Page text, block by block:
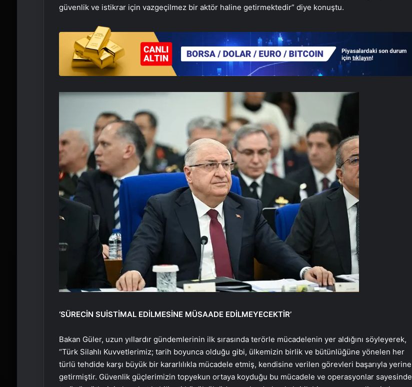
güvenlik ve istikrar için vazgeçilmez bir aktör haline getirmektedir” diye konuştu.
‘SÜRECİN SUİSTİMAL EDİLMESİNE MÜSAADE EDİLMEYECEKTİR’
Bakan Güler, uzun yıllardır gündemlerinin ilk sırasında terörle mücadelenin yer aldığını söyleyerek,
“Türk Silahlı Kuvvetlerimiz; tarih boyunca olduğu gibi, ülkemizin birlik ve bütünlüğüne yönelen her
türlü tehdide karşı büyük bir kararlılıkla mücadele etmiş, kendisine verilen görevleri başarıyla yerine
getirmiştir. Güvenlik güçlerimizin topyekun ortaya koyduğu bu mücadele ve operasyonlar sayesinde